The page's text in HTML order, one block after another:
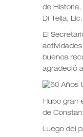
de Historia,
Di Tella,
El
buenos
agradeció
Hubo gran
de
Luego del